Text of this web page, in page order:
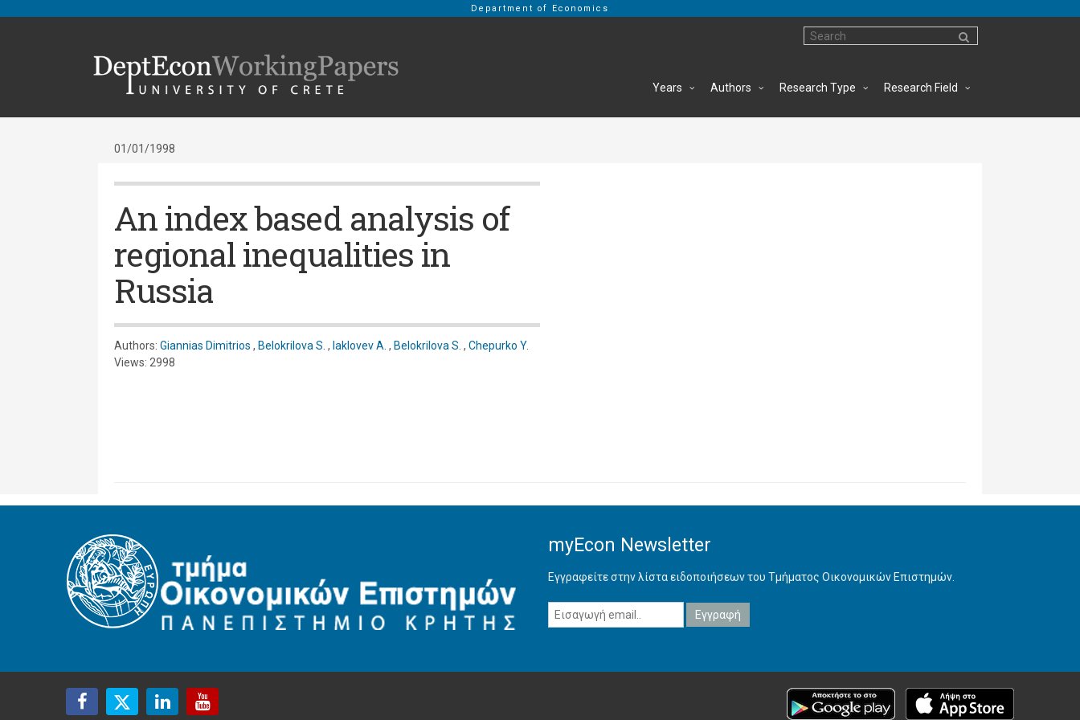
Department of Economics
Research Field
Research Type
Authors
Years
01/01/1998
An index based analysis of
regional inequalities in
Russia
Authors: Giannias Dimitrios , Belokrilova S. , Iaklovev A. , Belokrilova S. , Chepurko Y.
Views: 2998
myEcon Newsletter
Εγγραφείτε στην λίστα ειδοποιήσεων του Τμήματος Οικονομικών Επιστημών.